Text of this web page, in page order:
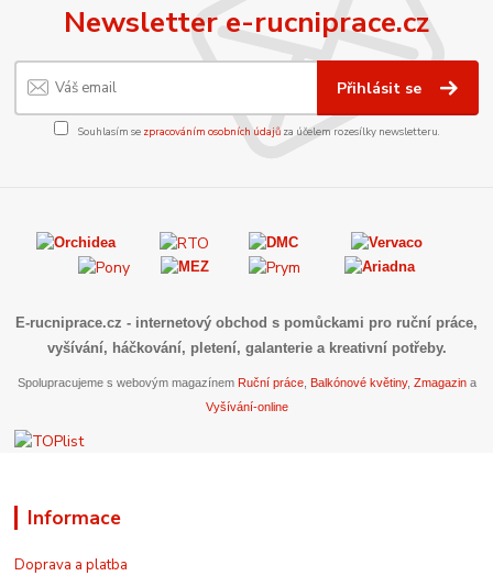
Newsletter e-rucniprace.cz
Přihlásit se
Souhlasím se zpracováním osobních údajůza účelem rozesílky newsletteru.
E-rucniprace.cz - internetový obchod s pomůckami pro ruční práce,
vyšívání, háčkování, pletení, galanterie a kreativní potřeby.
Spolupracujeme s webovým magazínem Ruční práce, Balkónové květiny, Zmagazina
Vyšívání-online
Informace
Doprava a platba